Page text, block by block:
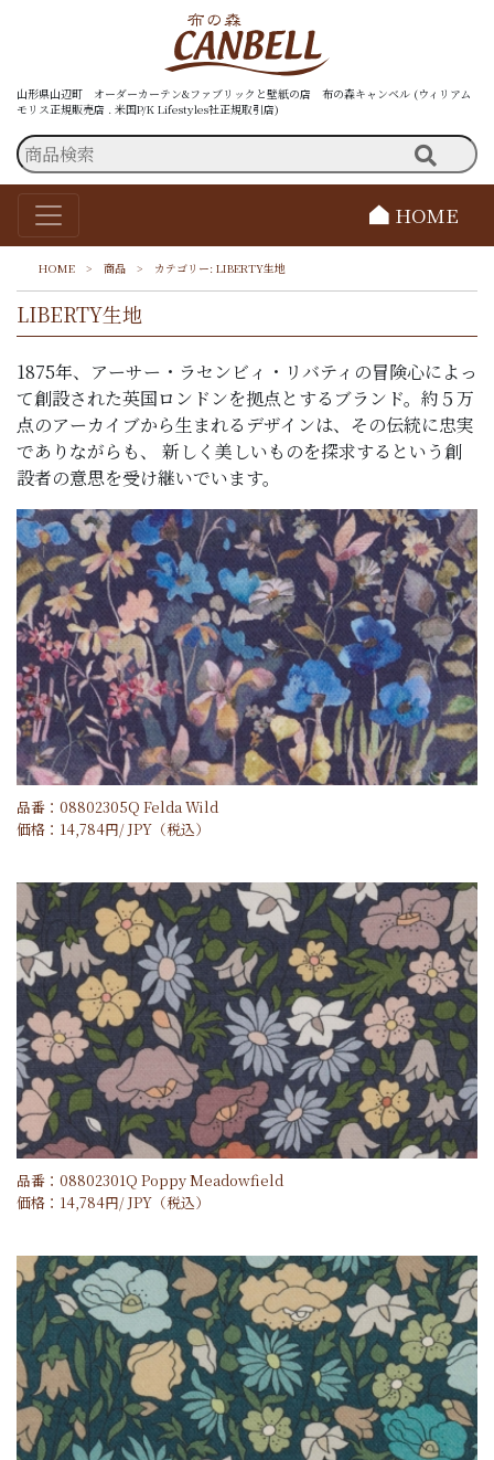
山形県山辺町 オーダーカーテン&ファブリックと壁紙の店 布の森キャンベル (ウィリアム
モリス正規販売店 . 米国P/K Lifestyles社正規取引店)
HOME
HOME > 商品 > カテゴリー: LIBERTY生地
LIBERTY生地
1875年、アーサー・ラセンビィ・リバティの冒険心によっ
て創設された英国ロンドンを拠点とするブランド。約５万
点のアーカイブから生まれるデザインは、その伝統に忠実
でありながらも、 新しく美しいものを探求するという創
設者の意思を受け継いでいます。
品番：08802305Q Felda Wild
価格： 14,784円/JPY （税込）
品番：08802301Q Poppy Meadowfield
価格： 14,784円/JPY （税込）